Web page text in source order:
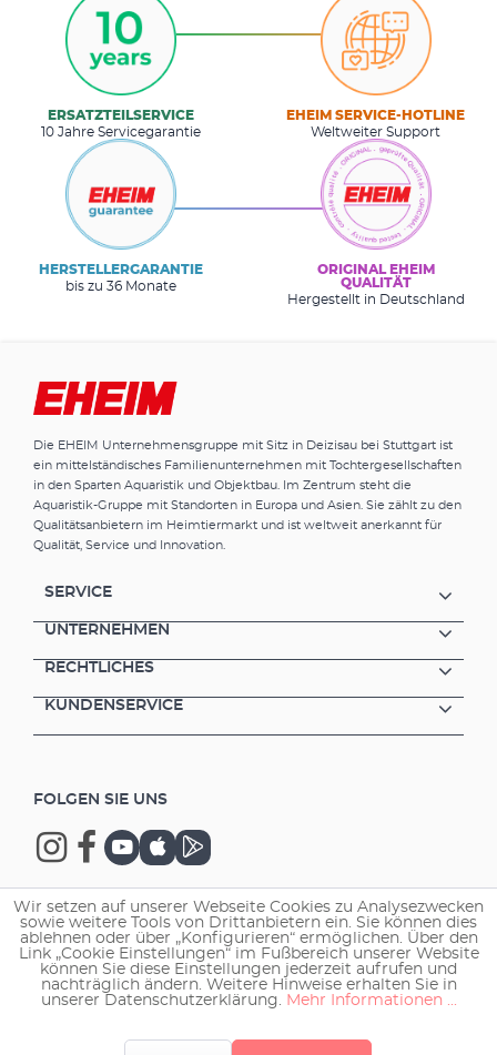
ERSATZTEILSERVICE
10 Jahre Servicegarantie
EHEIM SERVICE-HOTLINE
Weltweiter Support
HERSTELLERGARANTIE
bis zu 36 Monate
ORIGINAL EHEIM
QUALITÄT
Hergestellt in Deutschland
Die EHEIM Unternehmensgruppe mit Sitz in Deizisau bei Stuttgart ist
ein mittelständisches Familienunternehmen mit Tochtergesellschaften
in den Sparten Aquaristik und Objektbau. Im Zentrum steht die
Aquaristik-Gruppe mit Standorten in Europa und Asien. Sie zählt zu den
Qualitätsanbietern im Heimtiermarkt und ist weltweit anerkannt für
Qualität, Service und Innovation.
SERVICE
UNTERNEHMEN
RECHTLICHES
KUNDENSERVICE
FOLGEN SIE UNS
Copyright © 2026 EHEIM GmbH & Co. KG.
Wir setzen auf unserer Webseite Cookies zu Analysezwecken
sowie weitere Tools von Drittanbietern ein. Sie können dies
ablehnen oder über „Konfigurieren“ ermöglichen. Über den
Link „Cookie Einstellungen“ im Fußbereich unserer Website
können Sie diese Einstellungen jederzeit aufrufen und
nachträglich ändern. Weitere Hinweise erhalten Sie in
unserer Datenschutzerklärung. Mehr Informationen ...